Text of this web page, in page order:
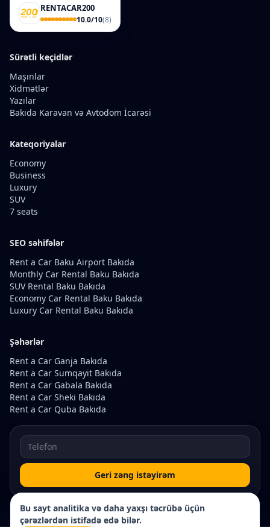
RENTACAR200
10.0/10(8)
Sürətli keçidlər
Maşınlar
Xidmətlər
Yazılar
Bakıda Karavan və Avtodom İcarəsi
Kateqoriyalar
Economy
Business
Luxury
SUV
7 seats
SEO səhifələr
Rent a Car Baku Airport Bakıda
Monthly Car Rental Baku Bakıda
SUV Rental Baku Bakıda
Economy Car Rental Baku Bakıda
Luxury Car Rental Baku Bakıda
Şəhərlər
Rent a Car Ganja Bakıda
Rent a Car Sumqayit Bakıda
Rent a Car Gabala Bakıda
Rent a Car Sheki Bakıda
Rent a Car Quba Bakıda
Geri zəng istəyirəm
Bu sayt analitika və daha yaxşı təcrübə üçün
çərəzlərdən istifadə edə bilər.